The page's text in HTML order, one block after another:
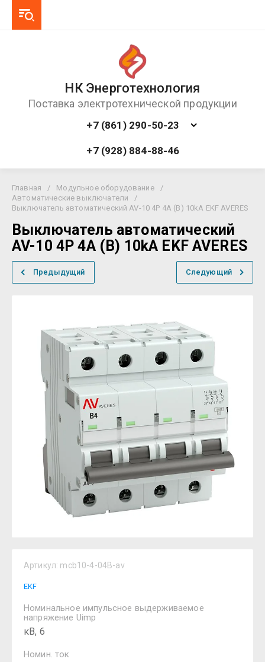
НК Энерготехнология
Поставка электротехнической продукции
+7 (861) 290-50-23
+7 (928) 884-88-46
Главная / Модульное оборудование
/
Автоматические выключатели
/
Выключатель автоматический AV-10 4P 4A (B) 10kA EKF AVERES
Выключатель автоматический
AV-10 4P 4A (B) 10kA EKF AVERES
Предыдущий Следующий
Артикул: mcb10-4-04B-av
EKF
Номинальное импульсное выдерживаемое
напряжение Uimp
кВ, 6
Номин. ток